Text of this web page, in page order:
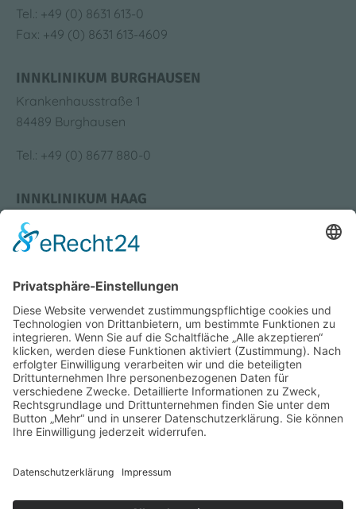
Tel.: +49 (0) 8631 613-0
Fax: +49 (0) 8631 613-4609
INNKLINIKUM BURGHAUSEN
Krankenhausstraße 1
84489 Burghausen
Tel.: +49 (0) 8677 880-0
INNKLINIKUM HAAG
Krankenhausstraße 4
83527 Haag i. OB
Bildung & Karriere
Medizin & Standorte
Impressum
Datenschutz